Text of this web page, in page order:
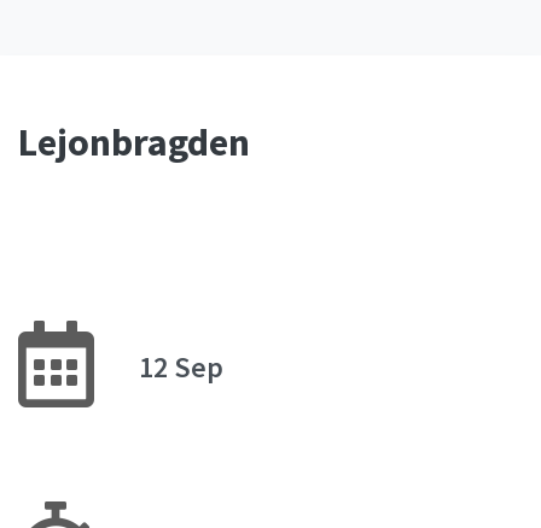
Lejonbragden
12 Sep